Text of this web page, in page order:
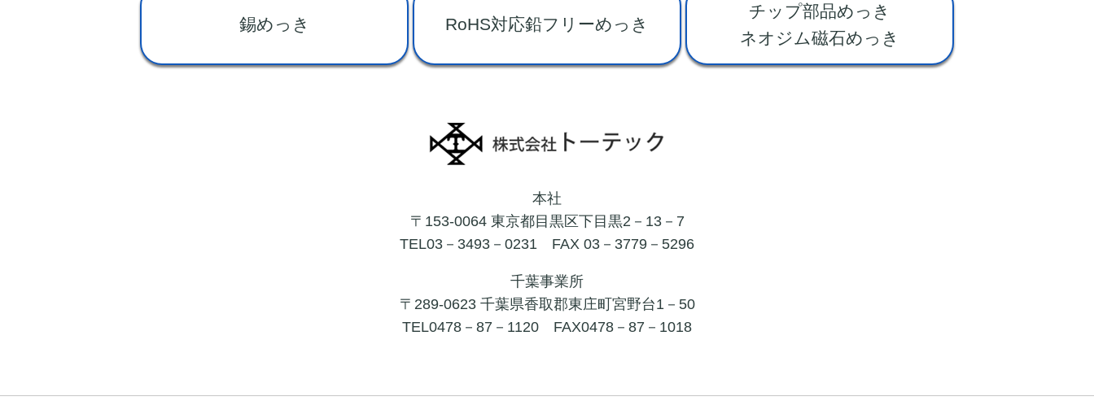
錫めっき RoHS対応鉛フリーめっき
チップ部品めっき
ネオジム磁石めっき
本社
〒153-0064 東京都目黒区下目黒2－13－7
TEL03－3493－0231
FAX 03－3779－5296
千葉事業所
〒289-0623 千葉県香取郡東庄町宮野台1－50
TEL0478－87－1120
FAX0478－87－1018